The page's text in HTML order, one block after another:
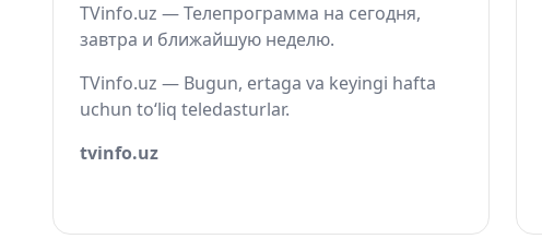
TVinfo.uz — Телепрограмма на сегодня,
завтра и ближайшую неделю.
TVinfo.uz — Bugun, ertaga va keyingi hafta
uchun to‘liq teledasturlar.
tvinfo.uz